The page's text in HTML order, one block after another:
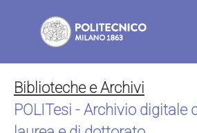
Biblioteche e Archivi
POLITesi - Archivio digitale